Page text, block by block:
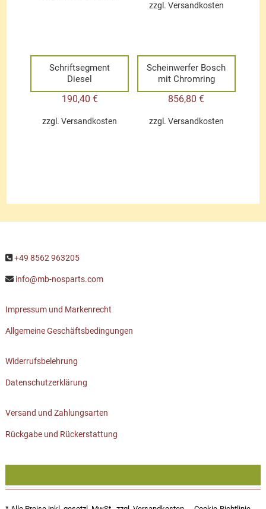
zzgl. Versandkosten
Schriftsegment
Diesel
190,40 €
zzgl.Versandkosten
Scheinwerfer Bosch
mit Chromring
856,80€
zzgl. Versandkosten
+49 8562 963205
info@mb-nosparts.com
Impressum und Markenrecht
Allgemeine Geschäftsbedingungen
Widerrufsbelehrung
Datenschutzerklärung
Versand und Zahlungsarten
Rückgabe und Rückerstattung